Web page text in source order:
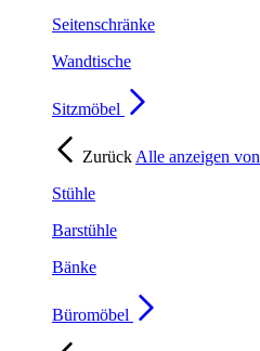
Seitenschränke
Wandtische
Sitzmöbel
Zurück Alle anzeigen von
Stühle
Barstühle
Bänke
Büromöbel